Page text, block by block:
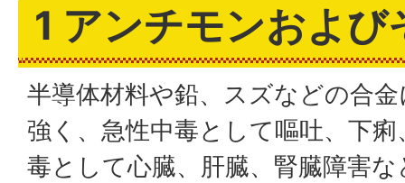
1 アンチモンおよび
半導体材料や鉛、スズなどの合
強く、急性中毒として嘔吐、下
毒として心臓、肝臓、腎臓障害